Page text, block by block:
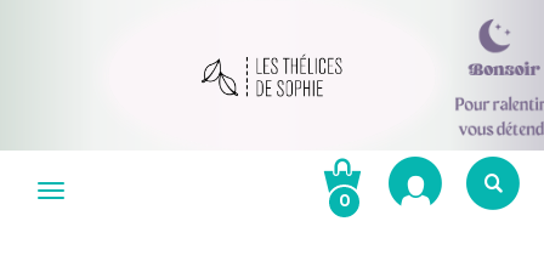
Menu 0